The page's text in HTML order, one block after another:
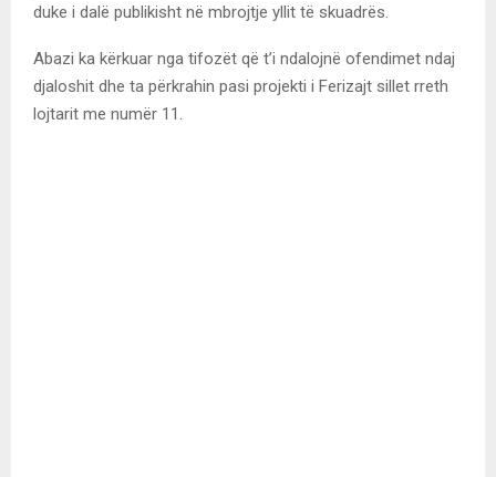
duke i dalë publikisht në mbrojtje yllit të skuadrës.
Abazi ka kërkuar nga tifozët që t’i ndalojnë ofendimet ndaj
djaloshit dhe ta përkrahin pasi projekti i Ferizajt sillet rreth
lojtarit me numër 11.